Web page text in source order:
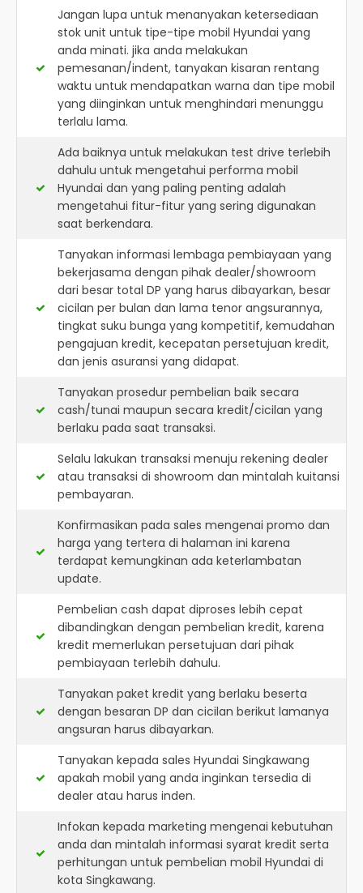
Jangan lupa untuk menanyakan ketersediaan
stok unit untuk tipe-tipe mobil Hyundai yang
anda minati. jika anda melakukan
pemesanan/indent, tanyakan kisaran rentang
waktu untuk mendapatkan warna dan tipe mobil
yang diinginkan untuk menghindari menunggu
terlalu lama.
Ada baiknya untuk melakukan test drive terlebih
dahulu untuk mengetahui performa mobil
Hyundai dan yang paling penting adalah
mengetahui fitur-fitur yang sering digunakan
saat berkendara.
Tanyakan informasi lembaga pembiayaan yang
bekerjasama dengan pihak dealer/showroom
dari besar total DP yang harus dibayarkan, besar
cicilan per bulan dan lama tenor angsurannya,
tingkat suku bunga yang kompetitif, kemudahan
pengajuan kredit, kecepatan persetujuan kredit,
dan jenis asuransi yang didapat.
Tanyakan prosedur pembelian baik secara
cash/tunai maupun secara kredit/cicilan yang
berlaku pada saat transaksi.
Selalu lakukan transaksi menuju rekening dealer
atau transaksi di showroom dan mintalah kuitansi
pembayaran.
Konfirmasikan pada sales mengenai promo dan
harga yang tertera di halaman ini karena
terdapat kemungkinan ada keterlambatan
update.
Pembelian cash dapat diproses lebih cepat
dibandingkan dengan pembelian kredit, karena
kredit memerlukan persetujuan dari pihak
pembiayaan terlebih dahulu.
Tanyakan paket kredit yang berlaku beserta
dengan besaran DP dan cicilan berikut lamanya
angsuran harus dibayarkan.
Tanyakan kepada sales Hyundai Singkawang
apakah mobil yang anda inginkan tersedia di
dealer atau harus inden.
Infokan kepada marketing mengenai kebutuhan
anda dan mintalah informasi syarat kredit serta
perhitungan untuk pembelian mobil Hyundai di
kota Singkawang.